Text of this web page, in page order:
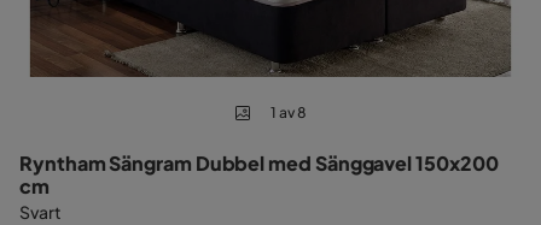
1 av 8
Ryntham Sängram Dubbel med Sänggavel 150x200
cm
Svart